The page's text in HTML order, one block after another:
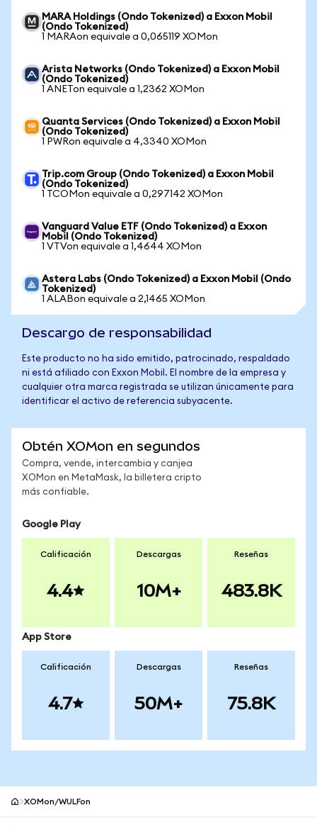
MARA Holdings (Ondo Tokenized) a Exxon Mobil
(Ondo Tokenized)
1 MARAon equivale a 0,065119 XOMon
Arista Networks (Ondo Tokenized) a Exxon Mobil
(Ondo Tokenized)
1 ANETon equivale a 1,2362 XOMon
Quanta Services (Ondo Tokenized) a Exxon Mobil
(Ondo Tokenized)
1 PWRon equivale a 4,3340 XOMon
Trip.com Group (Ondo Tokenized) a Exxon Mobil
(Ondo Tokenized)
1 TCOMon equivale a 0,297142 XOMon
Vanguard Value ETF (Ondo Tokenized) a Exxon
Mobil (Ondo Tokenized)
1 VTVon equivale a 1,4644 XOMon
Astera Labs (Ondo Tokenized) a Exxon Mobil (Ondo
Tokenized)
1 ALABon equivale a 2,1465 XOMon
Descargo de responsabilidad
Este producto no ha sido emitido, patrocinado, respaldado
ni está afiliado con Exxon Mobil. El nombre de la empresa y
cualquier otra marca registrada se utilizan únicamente para
identificar el activo de referencia subyacente.
Obtén XOMon en segundos
Compra, vende, intercambia y canjea
XOMon en MetaMask, la billetera cripto
más confiable.
Google Play
Calificación
4.4
Descargas
10M+
Reseñas
483.8K
App Store
Calificación
4.7
Descargas
50M+
Reseñas
75.8K
XOMon/WULFon